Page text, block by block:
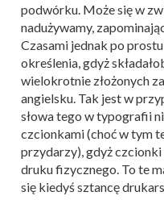
podwórku. Może się w
nadużywamy,
Czasami jednak po
określenia, gdyż
wielokrotnie złożonych
angielsku. Tak jest w
słowa tego w typografii
czcionkami (choć w tym
przydarzy), gdyż
druku fizycznego. To te
się kiedyś sztancę